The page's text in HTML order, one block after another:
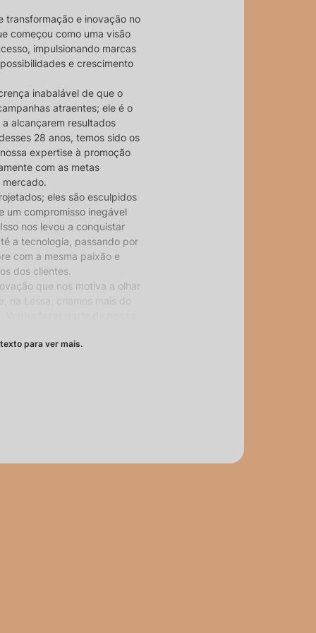
transformação e inovação no
começou como uma visão
impulsionando marcas
e crescimento
inabalável de que o
atraentes; ele é o
alcançarem resultados
28 anos, temos sido os
expertise à promoção
com as metas
eles são esculpidos
um compromisso inegável
nos levou a conquistar
a tecnologia, passando por
com a mesma paixão e
dos clientes.
que nos motiva a olhar
Lessa, criamos mais do
para ver mais.